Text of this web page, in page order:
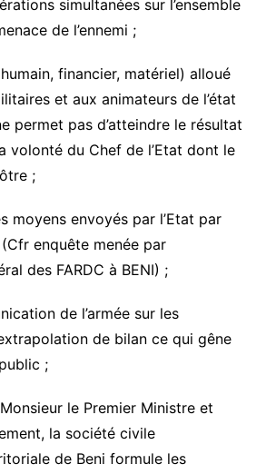
simultanées sur l’ensemble
de l’ennemi ;
financier, matériel) alloué
et aux animateurs de l’état
permet pas d’atteindre le résultat
volonté du Chef de l’Etat dont le
;
moyens envoyés par l’Etat par
enquête menée par
des FARDC à BENI) ;
de l’armée sur les
de bilan ce qui gêne
;
le Premier Ministre et
la société civile
de Beni formule les